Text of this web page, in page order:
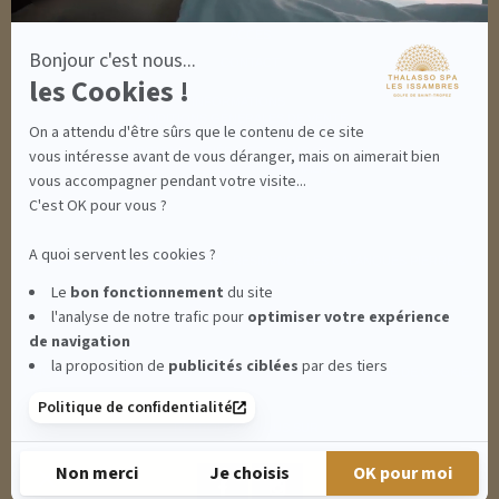
Bonjour c'est nous...
les Cookies !
On a attendu d'être sûrs que le contenu de ce site
vous intéresse avant de vous déranger, mais on aimerait bien
vous accompagner pendant votre visite...
C'est OK pour vous ?
A quoi servent les cookies ?
Le bon fonctionnement du site
l'analyse de notre trafic pour optimiservotre expérience
de navigation
la proposition de publicités ciblées par des tiers
Politique de confidentialité
Non merci Je choisis OK pour moi
MON PANIER
MENTIONS LÉGALES
CONDITIONS GÉNÉRALES - BONS CADEAUX
POLITIQUE DE CONFIDENTIALITÉ
THALASSO SPA LES ISSAMBRES - RÉSIDENCE LES CALANQUES PIERRE &
VACANCES**** - BOULEVARD DU MÉROU - 83380 LES ISSAMBRES -
CLIQUEZ-ICI POUR MODIFIER VOS PRÉFÉRENCES EN MATIÈRE DE COOKIES